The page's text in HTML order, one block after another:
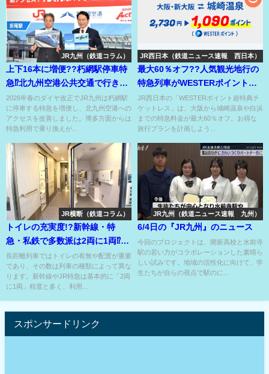
JR九州（鉄道コラム）
上下16本に増便??朽網駅停車特
急⁉北九州空港公共交通で行きづ
らい問題改善なるか？
2026年春のダイヤ改正でJR九州は朽網駅
に停車する特急を増便し、北九州空港への
アクセスを改善しました。博多方面からは
特急利用で乗り換えが...
JR西日本（鉄道ニュース速報 西日本）
最大60％オフ??人気観光地行の
特急列車がWESTERポイントで
激安に乗れる??
JR西日本の「WESTERポイント超特典チ
ケットレス」は、大阪から城崎温泉や白浜
までの特急料金が最大60％オフ。お得な
旅行プランを計画しよう...
JR横断（鉄道コラム）
トイレの充実度!?新幹線・特
急・私鉄で多数派は2両に1両⁉8
両編成に1両もアリ⁉
長距離列車ではトイレの有無や配置が重要
であり、その数は列車の種類によって異な
ります。新幹線やJR特急は基本的に「2両
に1両」程度と多く、利用...
JR九州（鉄道ニュース速報 九州）
6/4日の『JR九州』のニュース
今回のプロジェクトは、開新高校と水前寺
駅の若い力がコラボレーションした素晴ら
しい試みです。地域の活性化に向けて、学
生たちが自らの視点で駅のに...
スポンサードリンク